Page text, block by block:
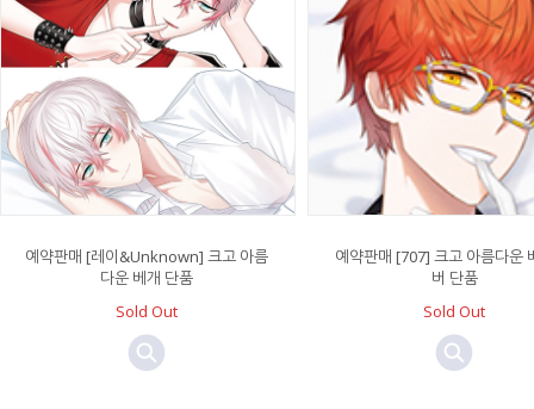
예약판매 [레이&Unknown] 크고 아름
다운 베개 단품
Sold Out
예약판매 [707] 크고 아름다운
버 단품
Sold Out